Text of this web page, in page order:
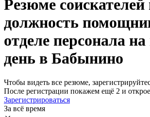
Резюме соискателей
должность
отделе персонала
день в Бабынино
Чтобы видеть все резюме,
После регистрации покажем ещё 2 и
Зарегистрироваться
За всё время